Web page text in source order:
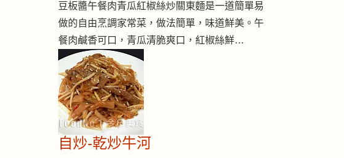
豆板醬午餐肉青瓜紅椒絲炒關東麵是一道簡單易
做的自由烹調家常菜，做法簡單，味道鮮美。午
餐肉鹹香可口，青瓜清脆爽口，紅椒絲鮮…
自炒-乾炒牛河